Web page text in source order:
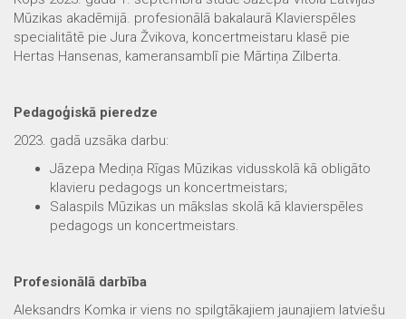
Mūzikas akadēmijā. profesionālā bakalaurā Klavierspēles
specialitātē pie Jura Žvikova, koncertmeistaru klasē pie
Hertas Hansenas, kameransamblī pie Mārtiņa Zilberta.
Pedagoģiskā pieredze
2023. gadā uzsāka darbu:
Jāzepa Mediņa Rīgas Mūzikas vidusskolā kā obligāto
klavieru pedagogs un koncertmeistars;
Salaspils Mūzikas un mākslas skolā kā klavierspēles
pedagogs un koncertmeistars.
Profesionālā darbība
Aleksandrs Komka ir viens no spilgtākajiem jaunajiem latviešu